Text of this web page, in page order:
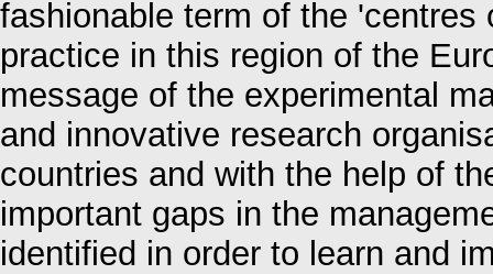
fashionable term of the
practice in this region of the
message of the experimental
and innovative research
countries and with the help of
important gaps in the
identified in order to learn and